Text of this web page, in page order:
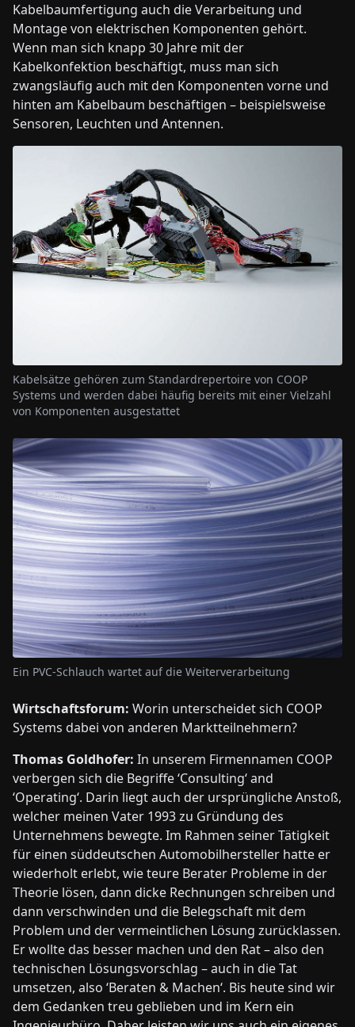
Kabelbaumfertigung auch die Verarbeitung und
Montage von elektrischen Komponenten gehört.
Wenn man sich knapp 30 Jahre mit der
Kabelkonfektion beschäftigt, muss man sich
zwangsläufig auch mit den Komponenten vorne und
hinten am Kabelbaum beschäftigen – beispielsweise
Sensoren, Leuchten und Antennen.
Kabelsätze gehören zum Standardrepertoire von COOP
Systems und werden dabei häufig bereits mit einer Vielzahl
von Komponenten ausgestattet
Ein PVC-Schlauch wartet auf die Weiterverarbeitung
Wirtschaftsforum: Worin unterscheidet sich COOP
Systems dabei von anderen Marktteilnehmern?
Thomas Goldhofer: In unserem Firmennamen COOP
verbergen sich die Begriffe ‘Consulting‘ and
‘Operating‘. Darin liegt auch der ursprüngliche Anstoß,
welcher meinen Vater 1993 zu Gründung des
Unternehmens bewegte. Im Rahmen seiner Tätigkeit
für einen süddeutschen Automobilhersteller hatte er
wiederholt erlebt, wie teure Berater Probleme in der
Theorie lösen, dann dicke Rechnungen schreiben und
dann verschwinden und die Belegschaft mit dem
Problem und der vermeintlichen Lösung zurücklassen.
Er wollte das besser machen und den Rat – also den
technischen Lösungsvorschlag – auch in die Tat
umsetzen, also ‘Beraten & Machen‘. Bis heute sind wir
dem Gedanken treu geblieben und im Kern ein